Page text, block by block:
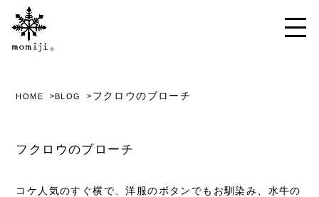
HOME BLOG フクロウのブローチ
フクロウのブローチ
コケ人気のすぐ横で、洋服のボタンでもお馴染み、水牛の